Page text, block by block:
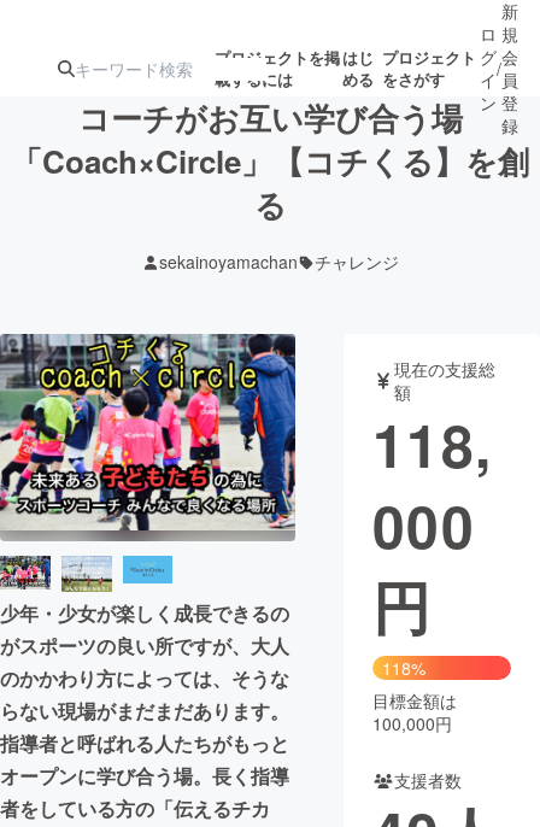
プロジェクトを掲
載するには
はじ
める
プロジェクト
をさがす
注目の新着プロ
テクノロジー・ガジェット
映像・映画 書籍・雑誌
ビジネス・起業 チャレンジ
まちづくり・地域活性化
CAMPFIRE for Social Good
CAMPFIRE Creation
CAMPFIREふるさと納税machi-ya コミュニティ
ロ
グ
イ
ン
/
新
規
会
員
登
録
コーチがお互い学び合う場
「Coach×Circle」【コチくる】を創
る
sekainoyamachan チャレンジ
少年・少女が楽しく成長できるの
がスポーツの良い所ですが、大人
のかかわり方によっては、そうな
らない現場がまだまだあります。
指導者と呼ばれる人たちがもっと
オープンに学び合う場。長く指導
者をしている方の「伝えるチカ
現在の支援総
額
118,
000
円
118%
目標金額は
100,000円
支援者数